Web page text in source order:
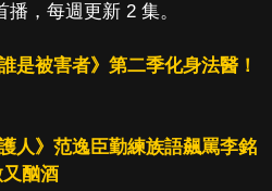
，每週更新 2 集。
是被害者》第二季化身法醫！
人》范逸臣勤練族語飆罵李銘
酗酒